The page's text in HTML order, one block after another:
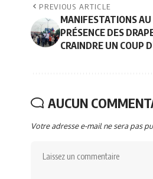
PREVIOUS ARTICLE
MANIFESTATIONS
PRÉSENCE DES
CRAINDRE UN COUP
AUCUN
Votre adresse e-mail ne sera pas